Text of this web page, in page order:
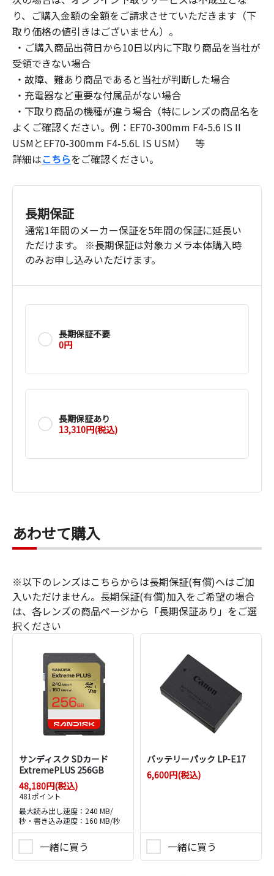
り、ご購入金額の全額をご請求させていただきます（下
取り価格の値引きはございません）。
・ご購入商品出荷日から10日以内に下取り商品を当社が
受領できない場合
・故障、難あり商品であると当社が判断した場合
・充電器など重要な付属品がない場合
・下取り商品の機種が違う場合（特にレンズの商品名を
よくご確認ください。例：EF70-300mm F4-5.6 IS II
USMとEF70-300mm F4-5.6L IS USM） 等
詳細はこちらをご確認ください。
長期保証
通常1年間のメーカー保証を5年間の保証に延長い
ただけます。 ※長期保証は対象カメラ本体購入時
のみお申し込みいただけます。
長期保証不要
0円
長期保証あり
13,310円(税込)
あわせて購入
※以下のレンズはこちらからは長期保証(有償)へはご加
入いただけません。長期保証(有償)加入をご希望の場合
は、各レンズの商品ページから「長期保証あり」をご選
択ください
サンディスク SDカード
ExtremePLUS 256GB
最大読み出し速度：240 MB/
秒・書き込み速度：160 MB/秒
48,180円(税込)
481ポイント
一緒に買う
バッテリーパック LP-E17
6,600円(税込)
一緒に買う